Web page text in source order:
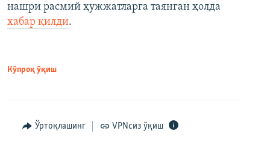
нашри расмий ҳужжатларга таянган ҳолда
хабар қилди.
Кўпроқ ўқиш
Ўртоқлашинг VPNсиз ўқиш